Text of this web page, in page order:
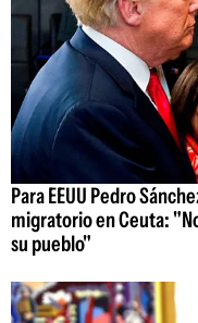
Para EEUU Pedro
migratorio en Ceuta:
su pueblo"